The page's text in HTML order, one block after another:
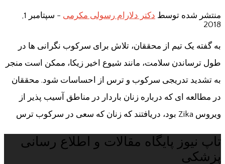
منتشر شده توسط دکتر دلارام رسولی مکرمی -
سپتامبر 1,
2018
به گفته یک تیم از محققان، تلاش برای سرکوب نگرانی ها در
طول ترساندن سلامت، مانند شیوع اخیر زیکا، ممکن است منجر
به تشدید تدریجی سرکوب و ترس از احساسات شود. محققان
در مطالعه ای که درباره زنان باردار در مناطق آسیب پذیر از
ویروس Zika بود، دریافتند که زنان که سعی در سرکوب ترس
تاپ نیوز پایگاه مقالات و اطلاع رسانی
پزشکی